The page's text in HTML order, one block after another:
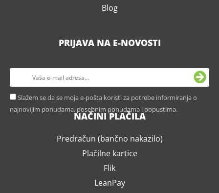
Blog
PRIJAVA NA E-NOVOSTI
Slažem se da se moja e-pošta koristi za potrebe informiranja o
najnovijim ponudama, posebnim ponudama i popustima.
NAČINI PLAČILA
Predračun (bančno nakazilo)
Plačilne kartice
Flik
LeanPay